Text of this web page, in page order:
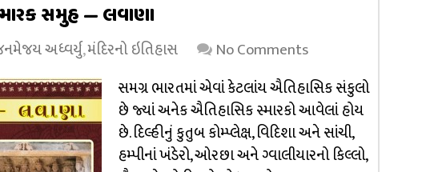
સમુહ — લવાણા
અધ્વર્યુ,મંદિરનો ઇતિહાસ
No Comments
સમગ્ર ભારતમાં એવાં કેટલાંય ઐતિહાસિક સંકુલો
છે જ્યાં અનેક ઐતિહાસિક સ્મારકો આવેલાં હોય
છે. દિલ્હીનું કુતુબ કોમ્પ્લેક્ષ, વિદિશા અને સાંચી,
હમ્પીનાં ખંડેરો, ઓરછા અને ગ્વાલીયારનો કિલ્લો,